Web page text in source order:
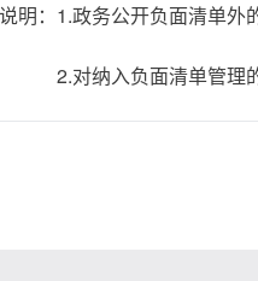
事项，原则上
，如情况变